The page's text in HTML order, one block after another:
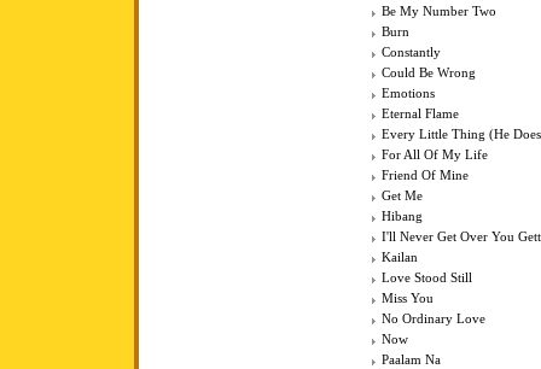
Be My Number Two
Burn
Constantly
Could Be Wrong
Emotions
Eternal Flame
Every Little Thing (He
For All Of My Life
Friend Of Mine
Get Me
Hibang
I'll Never Get Over You
Kailan
Love Stood Still
Miss You
No Ordinary Love
Now
Paalam Na